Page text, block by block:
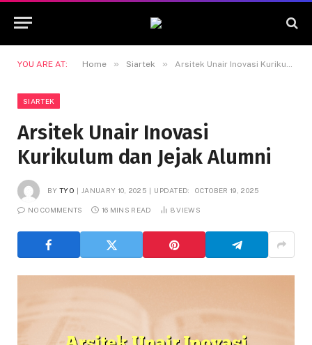
YOU ARE AT: Home » Siartek » Arsitek Unair Inovasi Kurikulum dan Jejak Alumni
SIARTEK
Arsitek Unair Inovasi
Kurikulum dan Jejak Alumni
BY TYO JANUARY 10, 2025 UPDATED: OCTOBER 19, 2025
NO COMMENTS 16 MINS READ 8VIEWS